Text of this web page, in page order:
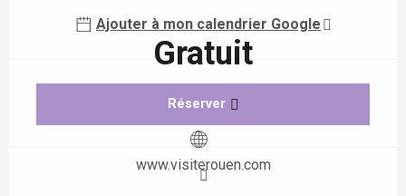
Ajouter à mon calendrier Google
Gratuit
Réserver
www.visiterouen.com